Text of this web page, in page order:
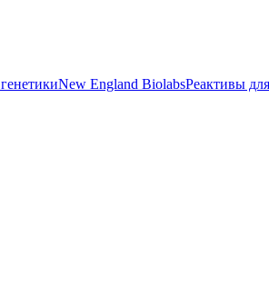
New England BiolabsРеактивы